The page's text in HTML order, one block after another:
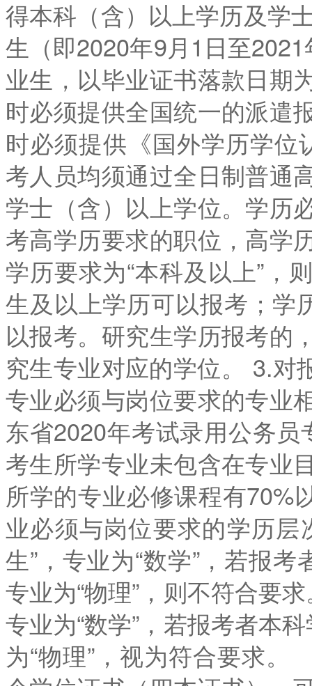
得本科（含）以上学历及学
生（即2020年9月1日至
业生，以毕业证书落款日期
时必须提供全国统一的派遣
时必须提供《国外学历学
考人员均须通过全日制普通
学士（含）以上学位。学历
考高学历要求的职位，高学
学历要求为“本科及以上”，
生及以上学历可以报考；学
以报考。研究生学历报考的
究生专业对应的学位。 3.对
专业必须与岗位要求的专业
东省2020年考试录用公务
考生所学专业未包含在专业
所学的专业必修课程有70%
业必须与岗位要求的学历层
生”，专业为“数学”，若报
专业为“物理”，则不符合要
专业为“数学”，若报考者本
为“物理”，视为符合要求。